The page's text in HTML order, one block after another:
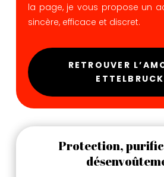
la page, je vous propose un
sincère, efficace et discret.
RETROUVER
ETTELBRUCK
Protection,